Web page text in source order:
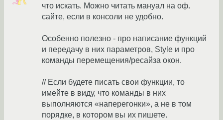
что искать. Можно читать мануал на оф.
сайте, если в консоли не удобно.
Особенно полезно - про написание функций
и передачу в них параметров, Style и про
команды перемещения/ресайза окон.
// Если будете писать свои функции, то
имейте в виду, что команды в них
выполняются «наперегонки», а не в том
порядке, в котором вы их пишете.